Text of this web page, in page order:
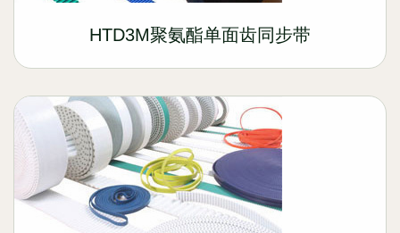
HTD3M聚氨酯单面齿同步带